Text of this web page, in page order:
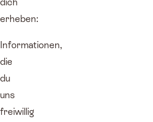
dich
erheben:
Informationen,
die
du
uns
freiwillig